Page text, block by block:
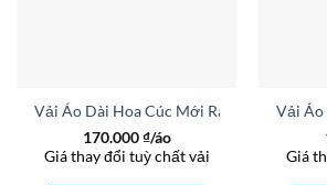
Vải Áo Dài Hoa Cúc Mới Ra AD 27004
170.000₫/áo
Giá thay đổi tuỳ chất vải
Vải Áo
Giá